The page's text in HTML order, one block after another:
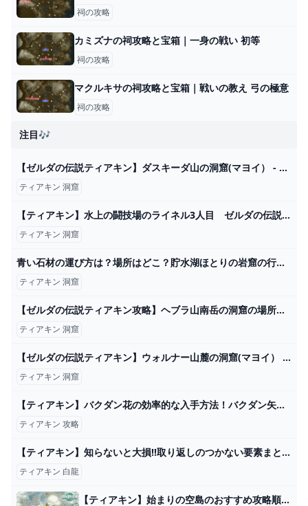
祠の攻略
カミズナの祠攻略と宝箱｜一身の戦い 初等
祠の攻略
マクルキサの祠攻略と宝箱｜戦いの教え 弓の極意
祠の攻略
注目🎶
【ゼルダの伝説ティアキン】ダスキーダ山の洞窟(マヨイ） - YouTube
ティアキン 洞窟
【ティアキン】水上の闘技場のライネル3人目 ゼルダの伝説ティアーズオブ ザキングダム（2周目） #ゼルダの伝説 #ティアキン #zelda #shorts - YouTube
ティアキン 洞窟
青い石材の運び方は？場所はどこ？貯水湖ほとりの岩窟の行き方！ティアキン - はじめるのはいいこと。
ティアキン 洞窟
【ゼルダの伝説ティアキン攻略】ヘブラ山南岳の洞窟の場所と攻略 ゲームサーチ
ティアキン 洞窟
【ゼルダの伝説ティアキン】ウォルナー山麓の洞窟(マヨイ） - YouTube
ティアキン 洞窟
【ティアキン】バクダン花の効率的な入手方法！バクダン矢を無限に打ちまくれ！！【ゼルダの伝説ティアーズオブザキングダム】 - YouTube
ティアキン 攻略
【ティアキン】知らないと大損!!取り返しのつかない要素まとめ【総集編】 - YouTube
ティアキン 白龍
【ティアキン】始まりの空島のおすすめ攻略順とマップ一覧【ゼルダの伝説ティアーズオブザキングダム】 - 神ゲー攻略